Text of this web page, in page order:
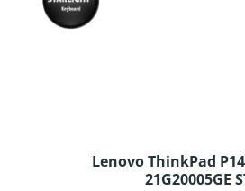
Lenovo ThinkPad
21G20005GE